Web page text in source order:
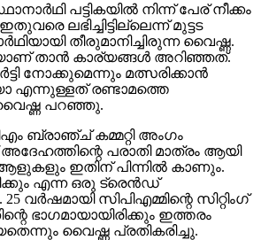
പട്ടികയില്‍ നിന്ന് പേര് നീക്കം
ലഭിച്ചിട്ടില്ലെന്ന് മുട്ടട
തീരുമാനിച്ചിരുന്ന വൈഷ്ണ.
താന്‍ കാര്യങ്ങള്‍ അറിഞ്ഞത്.
നോക്കുമെന്നും മത്സരിക്കാന്‍
എന്നുള്ളത് രണ്ടാമത്തെ
പറഞ്ഞു.
ബ്രാഞ്ച് കമ്മറ്റി അംഗം
പരാതി മാത്രം ആയി
ഇതിന് പിന്നില്‍ കാണും.
എന്ന ഒരു ട്രെന്‍ഡ്
വര്‍ഷമായി സിപിഎമ്മിന്റെ സിറ്റിംഗ്
ഭാഗമായായിരിക്കും ഇത്തരം
വൈഷ്ണ പ്രതികരിച്ചു.